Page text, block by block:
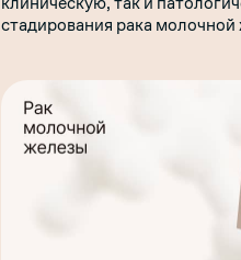
стадирования рака